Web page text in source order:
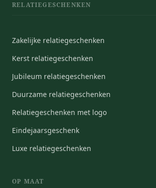
RELATIEGESCHENKEN
Zakelijke relatiegeschenken
Kerst relatiegeschenken
Jubileum relatiegeschenken
Duurzame relatiegeschenken
Relatiegeschenken met logo
Eindejaarsgeschenk
Luxe relatiegeschenken
OP MAAT